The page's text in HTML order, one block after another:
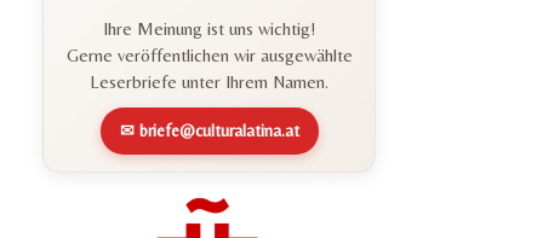
Ihre Meinung ist uns wichtig!
Gerne veröffentlichen wir ausgewählte
Leserbriefe unter Ihrem Namen.
✉ briefe@culturalatina.at